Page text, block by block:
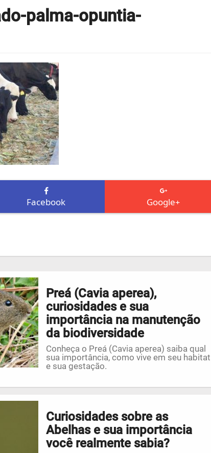
palma-opuntia-
Facebook Google+
Preá (Cavia aperea),
curiosidades e sua
importância na manutenção
da biodiversidade
Conheça o Preá (Cavia aperea) saiba qual
sua importância, como vive em seu habitat
e sua gestação.
Curiosidades sobre as
Abelhas e sua importância
você realmente sabia?